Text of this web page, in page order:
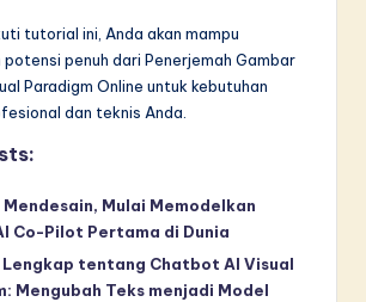
tutorial ini, Anda akan mampu
penuh dari Penerjemah Gambar
Paradigm Online untuk kebutuhan
dan teknis Anda.
Mulai Memodelkan
Co-Pilot Pertama di Dunia
Lengkap tentang Chatbot AI Visual
Mengubah Teks menjadi Model